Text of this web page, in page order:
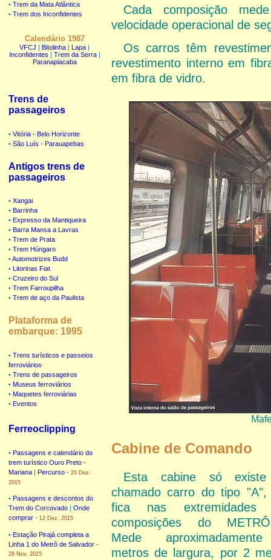
• Trem da Mata Atlântica
• Trem dos Inconfidentes
Calendário 1987
VFCJ | Bitolinha | Lapa |
Inconfidentes | Trem da Serra|
Paranapiacaba
Trens de
passageiros
• Vitória - Belo Horizonte
• São Luís - Parauapebas
Antigos trens de
passageiros
• Xangai
• Barrinha
• Expresso da Mantiqueira
• Barra Mansa a Lavras
• Trem de Prata
• Trem Húngaro
•Automotrizes Budd
• Litorinas Fiat
• Cruzeiro do Sul
• Trem Farroupilha
• Trem de aço da Paulista
Plataforma de
embarque: 1995
• Trens turísticos e passeios
ferroviários
• Trens de passageiros
• Museus ferroviários
• Maquetes ferroviárias
• Eventos
Ferreoclipping
• Passagens e calendário do
trem turístico Ouro Preto -
Mariana | Percurso - 20 Dez.
2015
• Passagens e descontos do
Trem do Corcovado | Onde
comprar - 12 Dez. 2015
• Estação Pirajá completa a
Linha 1 do Metrô de Salvador -
28 Nov. 2015
Cada composição
velocidade operacional de
Os carros têm
revestimento interno em
em fibra de vidro.
Cabine de Comando
Esta cabine só
chamado carro do tipo "A",
fica nas extremidades
composições do
Mede
metros de largura, por 2